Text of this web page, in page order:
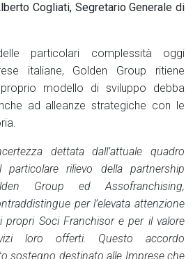
Cogliati, Segretario Generale di
particolari complessità oggi
italiane, Golden Group ritiene
modello di sviluppo debba
ad alleanze strategiche con le
dettata dall’attuale quadro
rilievo della partnership
Group ed Assofranchising,
per l’elevata attenzione
propri Soci Franchisor e per il valore
loro offerti. Questo accordo
sostegno destinato alle Imprese che